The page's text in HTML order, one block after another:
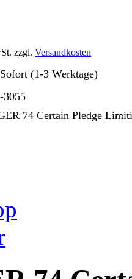
zzgl. Versandkosten
Sofort (1-3 Werktage)
3055